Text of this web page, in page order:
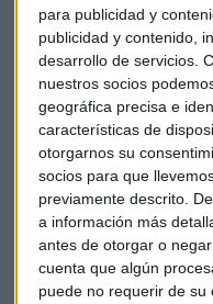
para publicidad y
publicidad y contenido,
desarrollo de servicios.
nuestros socios
geográfica precisa e
características de
otorgarnos su
socios para que
previamente descrito.
a información más
antes de otorgar o
cuenta que algún
puede no requerir de
Francisca Serrano:
Granada para estudiar
Administrativo, habla
activamente con
enfermedad que ella
empresaria y fue en el
su carácter especulativo
Escucha el
*Lo sentimos pero el